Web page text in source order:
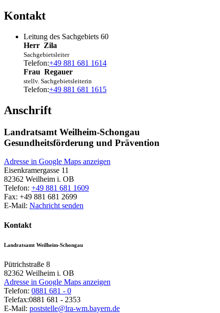
Kontakt
Leitung des Sachgebiets 60
Herr Zila
Sachgebietsleiter
Telefon:+49 881 681 1614
Frau Regauer
stellv. Sachgebietsleiterin
Telefon:+49 881 681 1615
Anschrift
Landratsamt Weilheim-Schongau
Gesundheitsförderung und Prävention
Adresse in Google Maps anzeigen
Eisenkramergasse 11
82362 Weilheim i. OB
Telefon: +49 881 681 1609
Fax: +49 881 681 2699
E-Mail: Nachricht senden
Kontakt
Landratsamt Weilheim-Schongau
Pütrichstraße 8
82362 Weilheim i. OB
Adresse in Google Maps anzeigen
Telefon: 0881 681 - 0
Telefax:0881 681 - 2353
E-Mail: poststelle@lra-wm.bayern.de